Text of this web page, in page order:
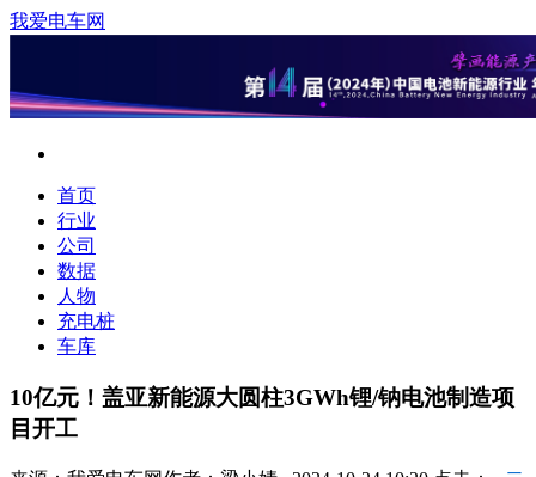
我爱电车网
首页
行业
公司
数据
人物
充电桩
车库
10亿元！盖亚新能源大圆柱3GWh锂/钠电池制造项
目开工